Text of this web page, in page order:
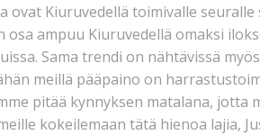
ovat Kiuruvedellä toimivalle seuralle
osa ampuu Kiuruvedellä omaksi
Sama trendi on nähtävissä
meillä pääpaino on
pitää kynnyksen matalana,
kokeilemaan tätä hienoa lajia,